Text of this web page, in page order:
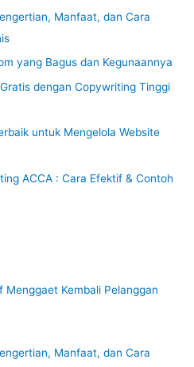
Manfaat, dan Cara
yang Bagus dan Kegunaannya
dengan Copywriting Tinggi
untuk Mengelola Website
ACCA : Cara Efektif & Contoh
Kembali Pelanggan
Manfaat, dan Cara